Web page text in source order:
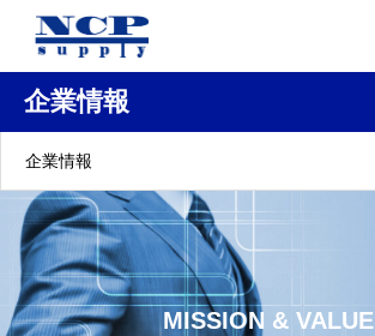
企業情報
企業情報
MISSION & VALUE